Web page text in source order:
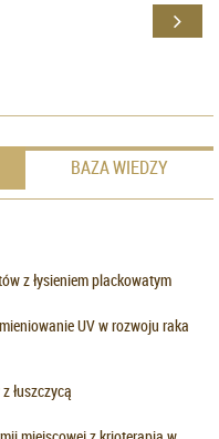
BAZA WIEDZY
z łysieniem plackowatym
UV w rozwoju raka
łuszczycą